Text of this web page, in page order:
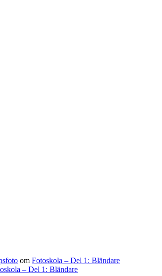
om Fotoskola – Del 1: Bländare
– Del 1: Bländare